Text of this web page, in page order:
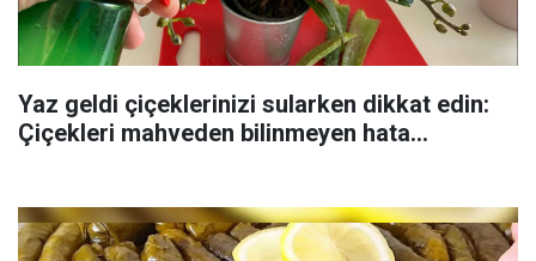
Yaz geldi çiçeklerinizi sularken dikkat edin:
Çiçekleri mahveden bilinmeyen hata...